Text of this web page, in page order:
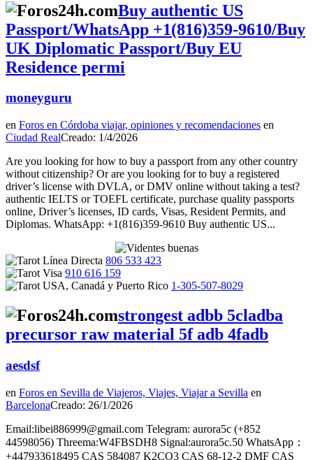
Buy authentic US
Passport/WhatsApp +1(816)359-9610/Buy
UK Diplomatic Passport/Buy EU
Residence permi
moneyguru
en Foros en Córdoba viajar, opiniones y recomendaciones en
Ciudad RealCreado: 1/4/2026
Are you looking for how to buy a passport from any other country
without citizenship? Or are you looking for to buy a registered
driver’s license with DVLA, or DMV online without taking a test?
authentic IELTS or TOEFL certificate, purchase quality passports
online, Driver’s licenses, ID cards, Visas, Resident Permits, and
Diplomas. WhatsApp: +1(816)359-9610 Buy authentic US...
806 533 423
910 616 159
1-305-507-8029
strongest adbb 5cladba
precursor raw material 5f adb 4fadb
aesdsf
en Foros en Sevilla de Viajeros, Viajes, Viajar a Sevilla en
BarcelonaCreado: 26/1/2026
Email:libei886999@gmail.com Telegram: aurora5c (+852
44598056) Threema:W4FBSDH8 Signal:aurora5c.50 WhatsApp：
+447933618495 CAS 584087 K2CO3 CAS 68-12-2 DMF CAS